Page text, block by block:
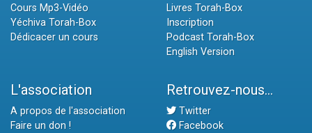
Cours Mp3-Vidéo
Yéchiva Torah-Box
Dédicacer un cours
Livres Torah-Box
Inscription
Podcast Torah-Box
English Version
L'association
A propos de l'association
Faire un don !
Retrouvez-nous...
Twitter
Facebook